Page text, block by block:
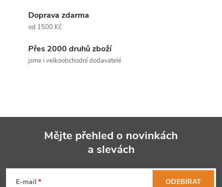
y
Doprava zdarma
od 1500 Kč
Přes 2000 druhů zboží
jsme i velkoobchodní dodavatelé
Mějte přehled o novinkách
a slevách
E-mail ODEBÍRAT